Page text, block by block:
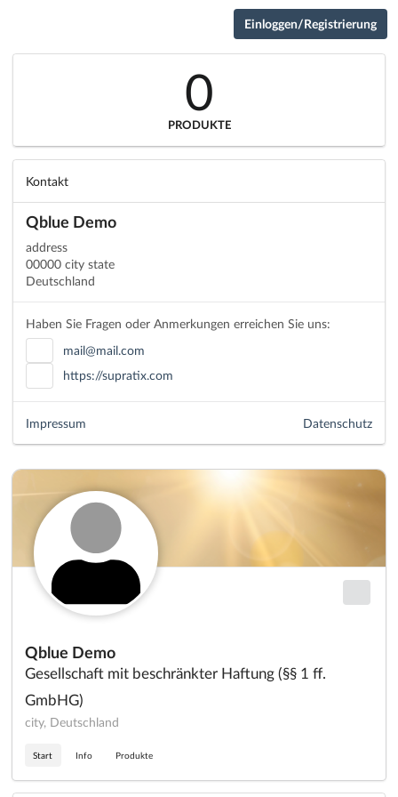
Einloggen/Registrierung
Qblue Demo
Gesellschaft mit beschränkter Haftung (§§ 1 ff.
GmbHG)
city, Deutschland
Start Info Produkte
0
PRODUKTE
Kontakt
Qblue Demo
address
00000 city state
Deutschland
Haben Sie Fragen oder Anmerkungen erreichen Sie uns:
mail@mail.com
https://supratix.com
Datenschutz
Impressum